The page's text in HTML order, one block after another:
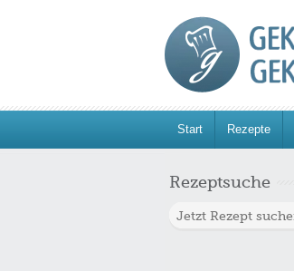
Start Rezepte
Rezeptsuche